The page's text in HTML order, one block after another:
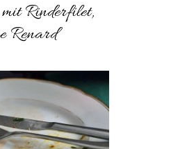
Rinderfilet,
Renard